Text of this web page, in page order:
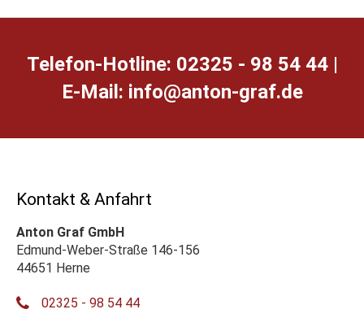
Telefon-Hotline: 02325 - 98 54 44 |
E-Mail: ed.farg-notna@ofni
Kontakt & Anfahrt
Anton Graf GmbH
Edmund-Weber-Straße 146-156
44651 Herne
02325 - 98 54 44